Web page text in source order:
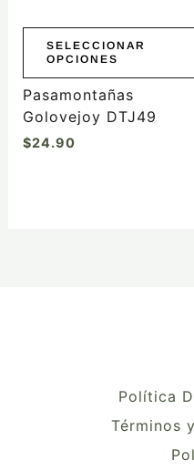
SELECCIONAR
OPCIONES
pueden
elegir
la
página
de
producto
Pasamontañas
Golovejoy DTJ49
$24.90
Política
Términos